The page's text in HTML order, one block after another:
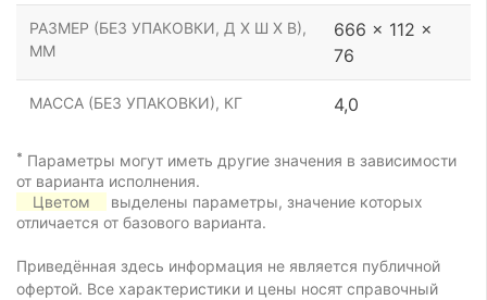
РАЗМЕР (БЕЗ УПАКОВКИ, Д Х Ш Х В),
ММ
666 x 112 x
76
МАССА (БЕЗ УПАКОВКИ), КГ 4,0
* Параметры могут иметь другие значения в зависимости
от варианта исполнения.
Цветом
выделены параметры, значение которых
отличается от базового варианта.
Приведённая здесь информация не является публичной
офертой. Все характеристики и цены носят справочный